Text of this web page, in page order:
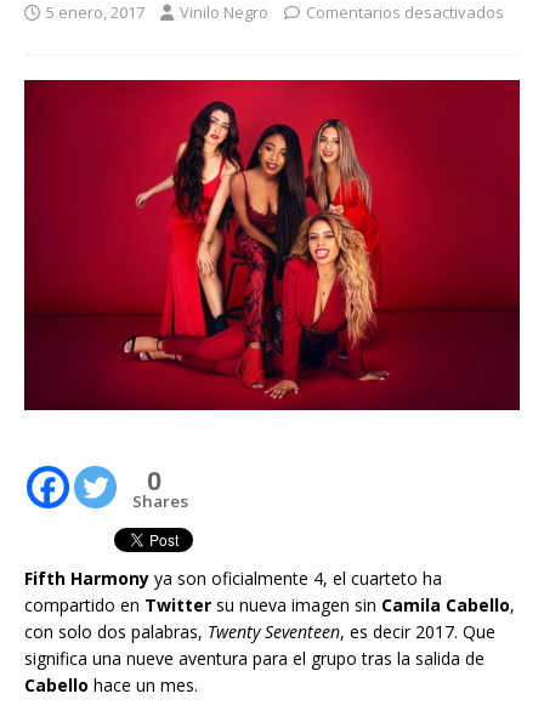
5 enero, 2017 Vinilo Negro Comentarios desactivados
0
Shares
Fifth Harmony ya son oficialmente 4, el cuarteto ha
compartido en Twitter su nueva imagen sin Camila Cabello,
con solo dos palabras, Twenty Seventeen, es decir 2017. Que
significa una nueve aventura para el grupo tras la salida de
Cabello hace un mes.